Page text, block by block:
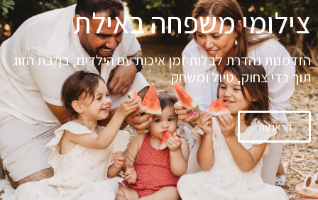
צילומי משפחה באילת
הזדמנות נהדרת לבלות זמן איכות עם הילדים, בן/בת הזוג
תוך כדי צחוק, טיול ומשחק.
קראו עוד